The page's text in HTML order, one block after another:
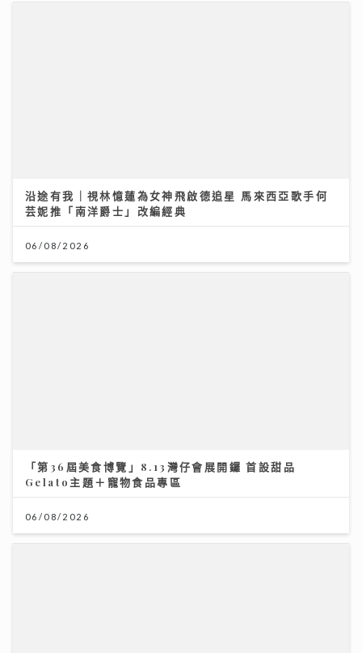
沿途有我｜視林憶蓮為女神飛啟德追星 馬來西亞歌手何
芸妮推「南洋爵士」改編經典
06/08/2026
「第36屆美食博覽」8.13灣仔會展開鑼 首設甜品
Gelato主題＋寵物食品專區
06/08/2026